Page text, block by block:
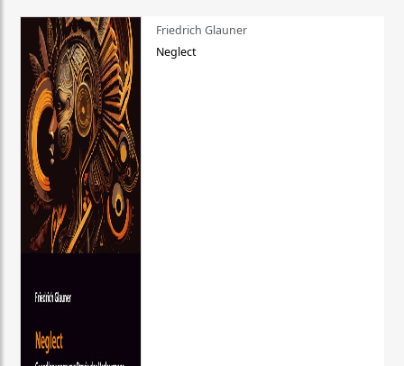
Friedrich Glauner
Neglect